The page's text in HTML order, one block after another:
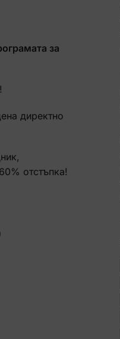
за
директно
отстъпка!